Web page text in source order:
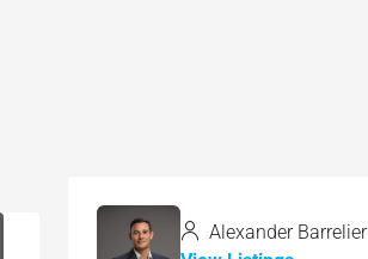
Alexander Barrelier